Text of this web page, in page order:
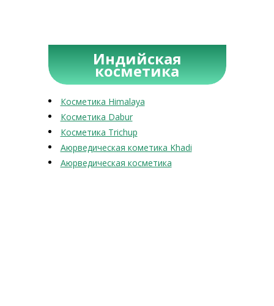
Индийская
косметика
Косметика Himalaya
Косметика Dabur
Косметика Trichup
Аюрведическая кометика Khadi
Аюрведическая косметика